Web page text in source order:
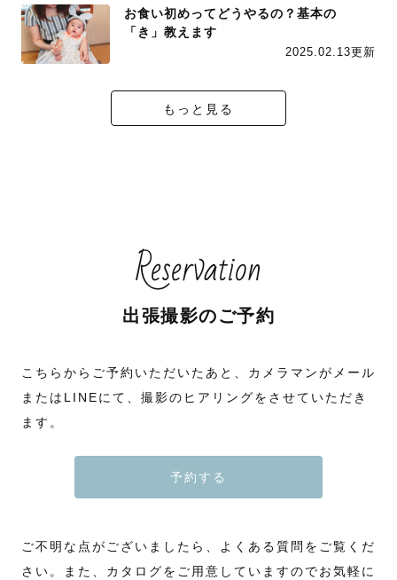
お食い初めってどうやるの？基本の
「き」教えます
2025.02.13更新
もっと見る
Reservation
出張撮影のご予約
こちらからご予約いただいたあと、カメラマンがメール
またはLINEにて、撮影のヒアリングをさせていただき
ます。
予約する
ご不明な点がございましたら、よくある質問をご覧くだ
さい。また、カタログをご用意していますのでお気軽に